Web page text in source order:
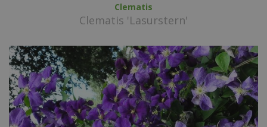
Clematis
Clematis 'Lasurstern'